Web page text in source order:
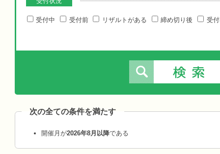
受付中 受付前 リザルトがある 締め切り後 受
次の全ての条件を満たす
開催月が2026年8月以降である